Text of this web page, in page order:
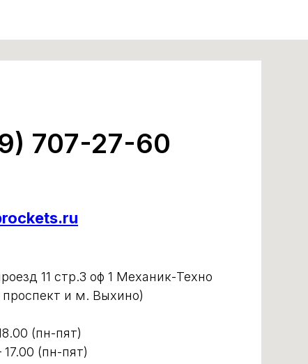
707-27-60
11 стр.3 оф 1 Механик-Техно
и м. Выхино)
(пн-пят)
(пн-пят)